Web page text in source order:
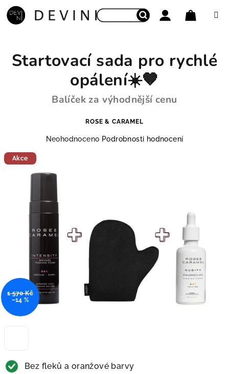
Přejít na obsah
Bez fleků a oranžové barvy
Startovací sada pro rychlé
opálení☀️🤎
Balíček za výhodnější cenu
ROSE & CARAMEL
Průměrné hodnocení produktu je 0,0 z 5 hvězdiček.
Neohodnoceno Podrobnosti hodnocení
Akce
1 570 Kč
–14 %